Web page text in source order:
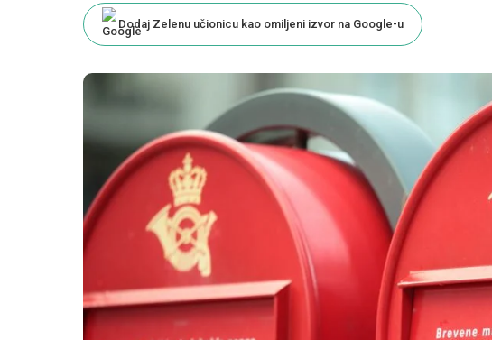
Dodaj Zelenu učionicu kao omiljeni izvor na Google-u